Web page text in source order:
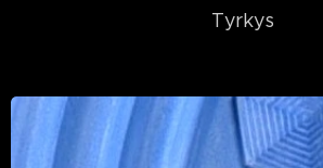
Tyrkys